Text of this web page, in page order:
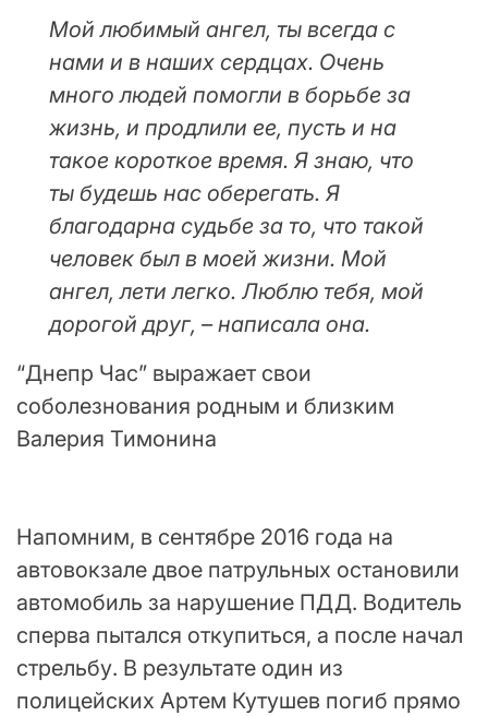
Мой любимый ангел, ты всегда с
нами и в наших сердцах. Очень
много людей помогли в борьбе за
жизнь, и продлили ее, пусть и на
такое короткое время. Я знаю, что
ты будешь нас оберегать. Я
благодарна судьбе за то, что такой
человек был в моей жизни. Мой
ангел, лети легко. Люблю тебя, мой
дорогой друг, – написала она.
“Днепр Час” выражает свои
соболезнования родным и близким
Валерия Тимонина
Напомним, в сентябре 2016 года на
автовокзале двое патрульных остановили
автомобиль за нарушение ПДД. Водитель
сперва пытался откупиться, а после начал
стрельбу. В результате один из
полицейских Артем Кутушев погиб прямо